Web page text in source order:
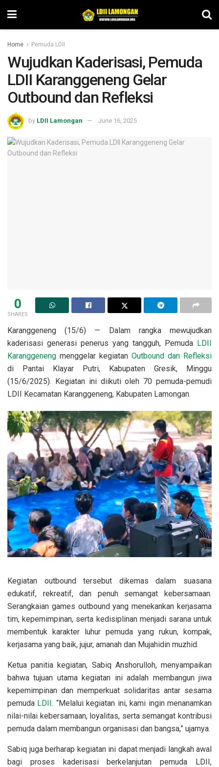
Home Pemuda LDII
Wujudkan Kaderisasi, Pemuda
LDII Karanggeneng Gelar
Outbound dan Refleksi
by LDII Lamongan June 16, 2025
0
SHARES
Karanggeneng (15/6) — Dalam rangka mewujudkan
kaderisasi generasi penerus yang tangguh, Pemuda LDII
Karanggeneng menggelar kegiatan Outbound dan Refleksi
di Pantai Klayar Putri, Kabupaten Gresik, Minggu
(15/6/2025). Kegiatan ini diikuti oleh 70 pemuda-pemudi
LDII Kecamatan Karanggeneng, Kabupaten Lamongan.
Kegiatan outbound tersebut dikemas dalam suasana
edukatif, rekreatif, dan penuh semangat kebersamaan.
Serangkaian games outbound yang menekankan kerjasama
tim, kepemimpinan, serta kedisiplinan menjadi sarana untuk
membentuk karakter luhur pemuda yang rukun, kompak,
kerjasama yang baik, jujur, amanah dan Mujahidin muzhid.
Ketua panitia kegiatan, Sabiq Anshorulloh, menyampaikan
bahwa tujuan utama kegiatan ini adalah membangun jiwa
kepemimpinan dan memperkuat solidaritas antar sesama
pemuda LDII. “Melalui kegiatan ini, kami ingin menanamkan
nilai-nilai kebersamaan, loyalitas, serta semangat kontribusi
pemuda dalam membangun organisasi dan bangsa,” ujarnya.
Sabiq juga berharap kegiatan ini dapat menjadi langkah awal
bagi proses kaderisasi berkelanjutan pemuda LDII,